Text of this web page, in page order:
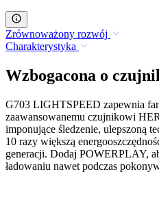
Zrównoważony rozwój
Charakterystyka
Wzbogacona o
G703 LIGHTSPEED zapewnia
zaawansowanemu czujnikowi
imponujące śledzenie, ulepszoną
10 razy większą
generacji. Dodaj POWERPLAY,
ładowaniu nawet podczas